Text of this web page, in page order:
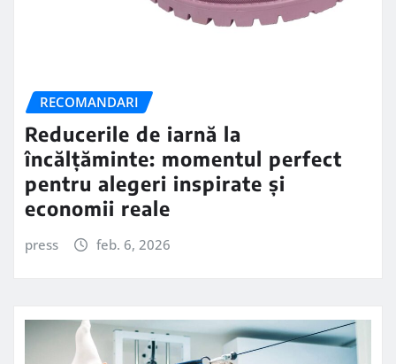
RECOMANDARI
Reducerile de iarnă la
încălțăminte: momentul perfect
pentru alegeri inspirate și
economii reale
press feb. 6, 2026